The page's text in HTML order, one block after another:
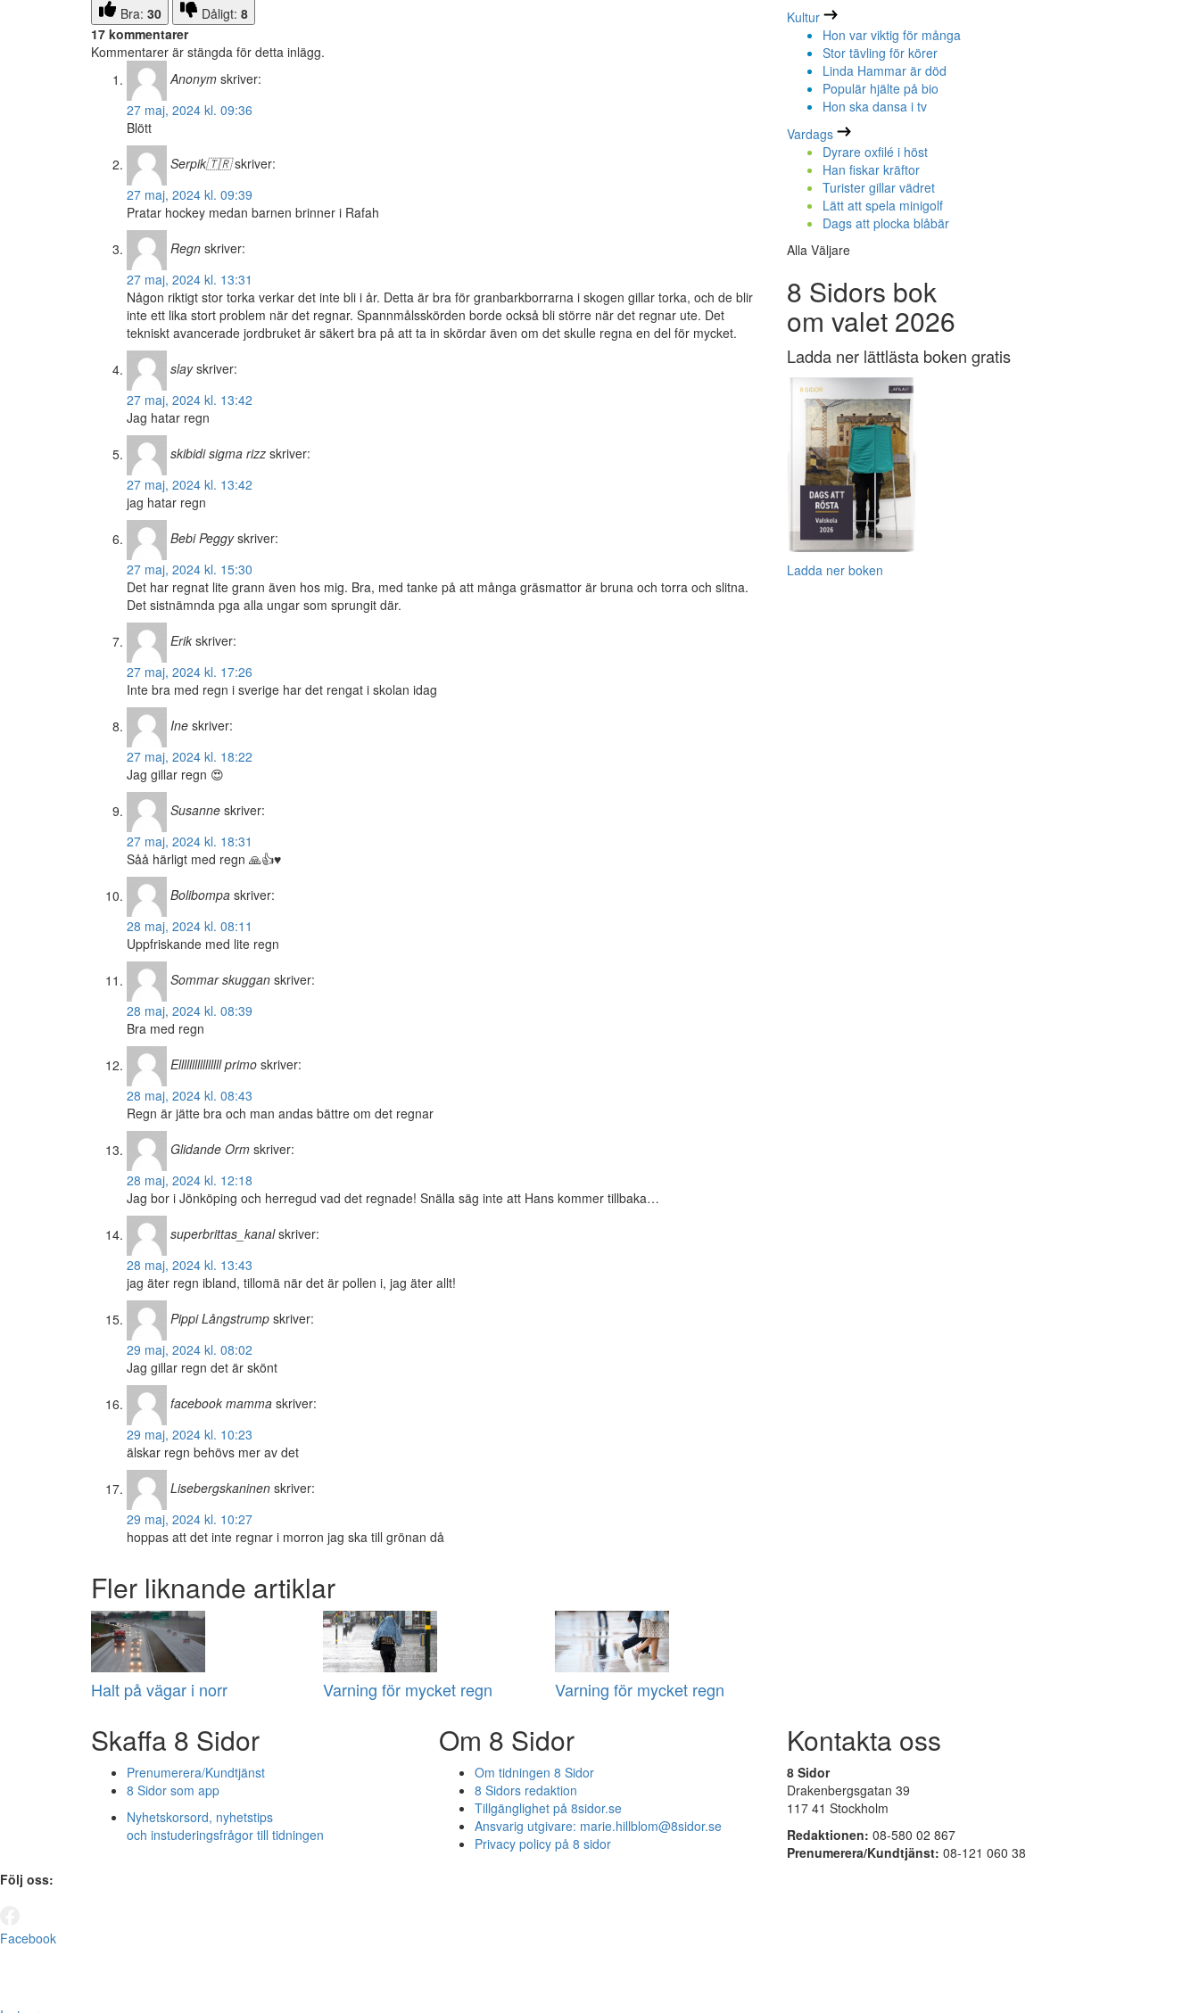
Bra: 30 Dåligt: 8
17 kommentarer
Kommentarer är stängda för detta inlägg.
Anonym skriver:
27 maj, 2024 kl. 09:36
Blött
Serpik🇹🇷 skriver:
27 maj, 2024 kl. 09:39
Pratar hockey medan barnen brinner i Rafah
Regn skriver:
27 maj, 2024 kl. 13:31
Någon riktigt stor torka verkar det inte bli i år. Detta är bra för granbarkborrarna i skogen gillar torka, och de blir
inte ett lika stort problem när det regnar. Spannmålsskörden borde också bli större när det regnar ute. Det
tekniskt avancerade jordbruket är säkert bra på att ta in skördar även om det skulle regna en del för mycket.
slay skriver:
27 maj, 2024 kl. 13:42
Jag hatar regn
skibidi sigma rizz skriver:
27 maj, 2024 kl. 13:42
jag hatar regn
Bebi Peggy skriver:
27 maj, 2024 kl. 15:30
Det har regnat lite grann även hos mig. Bra, med tanke på att många gräsmattor är bruna och torra och slitna.
Det sistnämnda pga alla ungar som sprungit där.
Erik skriver:
27 maj, 2024 kl. 17:26
Inte bra med regn i sverige har det rengat i skolan idag
Ine skriver:
27 maj, 2024 kl. 18:22
Jag gillar regn 😍
Susanne skriver:
27 maj, 2024 kl. 18:31
Såå härligt med regn 🙏👍♥️
Bolibompa skriver:
28 maj, 2024 kl. 08:11
Uppfriskande med lite regn
Sommar skuggan skriver:
28 maj, 2024 kl. 08:39
Bra med regn
Ellllllllllllllll primo skriver:
28 maj, 2024 kl. 08:43
Regn är jätte bra och man andas bättre om det regnar
Glidande Orm skriver:
28 maj, 2024 kl. 12:18
Jag bor i Jönköping och herregud vad det regnade! Snälla säg inte att Hans kommer tillbaka…
superbrittas_kanal skriver:
28 maj, 2024 kl. 13:43
jag äter regn ibland, tillomä när det är pollen i, jag äter allt!
Pippi Långstrump skriver:
29 maj, 2024 kl. 08:02
Jag gillar regn det är skönt
facebook mamma skriver:
29 maj, 2024 kl. 10:23
älskar regn behövs mer av det
Lisebergskaninen skriver:
29 maj, 2024 kl. 10:27
hoppas att det inte regnar i morron jag ska till grönan då
Fler liknande artiklar
Halt på vägar i norr Varning för mycket regn Varning för mycket regn
Kultur
Hon var viktig för många
Stor tävling för körer
Linda Hammar är död
Populär hjälte på bio
Hon ska dansa i tv
Vardags
Dyrare oxfilé i höst
Han fiskar kräftor
Turister gillar vädret
Lätt att spela minigolf
Dags att plocka blåbär
Alla Väljare
8 Sidors bok
om valet 2026
Ladda ner lättlästa boken gratis
Ladda ner boken
Skaffa 8 Sidor
Prenumerera/Kundtjänst
8 Sidor som app
Nyhetskorsord, nyhetstips
och instuderingsfrågor till tidningen
Om 8 Sidor
Om tidningen 8 Sidor
8 Sidors redaktion
Tillgänglighet på 8sidor.se
Ansvarig utgivare: marie.hillblom@8sidor.se
Privacy policy på 8 sidor
Kontakta oss
8 Sidor
Drakenbergsgatan 39
117 41 Stockholm
Redaktionen: 08-580 02 867
Prenumerera/Kundtjänst: 08-121 060 38
Följ oss:
Facebook